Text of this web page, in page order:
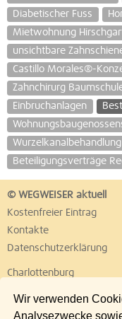
Wir verwenden
Analysezwecke
Diabetischer Fuss
Mietwohnung
unsichtbare
Castillo Morales®-
Zahnchirurg
Einbruchanlagen
Beteiligungsverträge
© WEGWEISER aktuell
Kostenfreier Eintrag
Kontakte
Datenschutzerklärung
Charlottenburg